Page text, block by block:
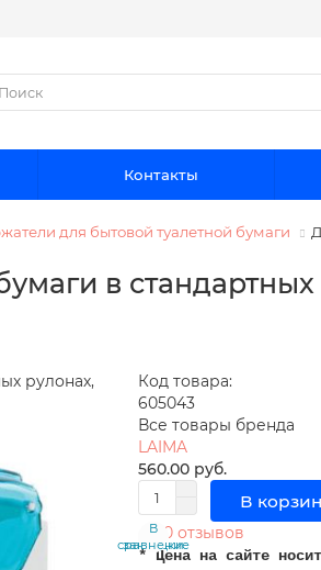
Контакты
для бытовой туалетной бумаги
в
Код товара:
605043
Все товары бренда
LAIMA
560.00 руб.
В
В
закладки
В
сравнение
0 отзывов
* Цена на сайте